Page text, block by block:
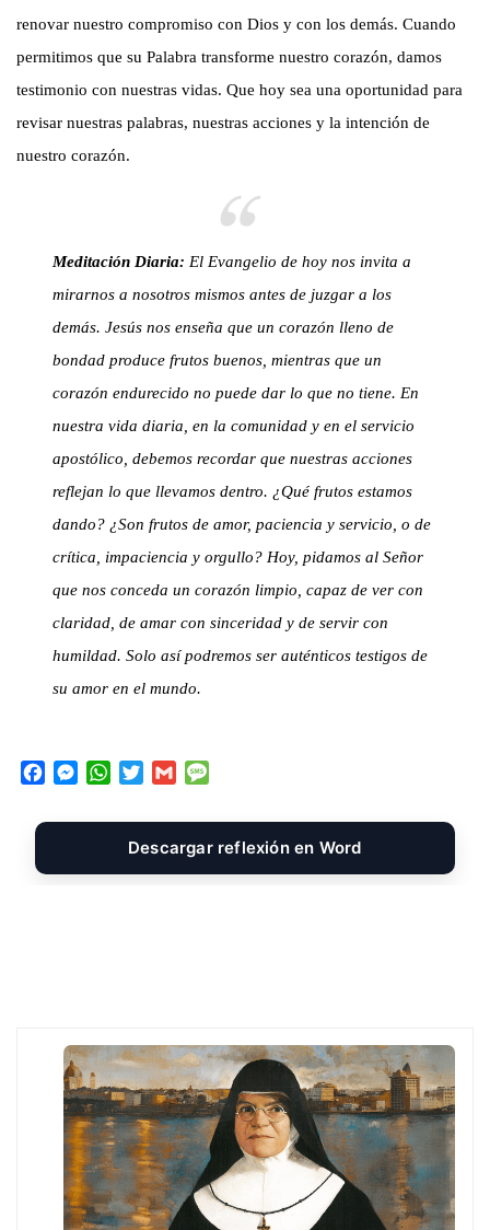
renovar nuestro compromiso con Dios y con los demás. Cuando
permitimos que su Palabra transforme nuestro corazón, damos
testimonio con nuestras vidas. Que hoy sea una oportunidad para
revisar nuestras palabras, nuestras acciones y la intención de
nuestro corazón.
Meditación Diaria: El Evangelio de hoy nos invita a
mirarnos a nosotros mismos antes de juzgar a los
demás. Jesús nos enseña que un corazón lleno de
bondad produce frutos buenos, mientras que un
corazón endurecido no puede dar lo que no tiene. En
nuestra vida diaria, en la comunidad y en el servicio
apostólico, debemos recordar que nuestras acciones
reflejan lo que llevamos dentro. ¿Qué frutos estamos
dando? ¿Son frutos de amor, paciencia y servicio, o de
crítica, impaciencia y orgullo? Hoy, pidamos al Señor
que nos conceda un corazón limpio, capaz de ver con
claridad, de amar con sinceridad y de servir con
humildad. Solo así podremos ser auténticos testigos de
su amor en el mundo.
c
b
M
s
e
W
a
s
i
t
t
G
a
i
l
s
s
a
Descargar reflexión en Word